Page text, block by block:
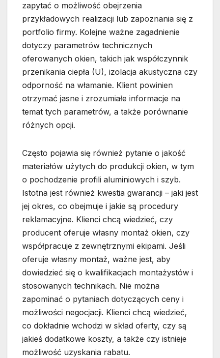
zapytać o możliwość obejrzenia
przykładowych realizacji lub zapoznania się z
portfolio firmy. Kolejne ważne zagadnienie
dotyczy parametrów technicznych
oferowanych okien, takich jak współczynnik
przenikania ciepła (U), izolacja akustyczna czy
odporność na włamanie. Klient powinien
otrzymać jasne i zrozumiałe informacje na
temat tych parametrów, a także porównanie
różnych opcji.
Często pojawia się również pytanie o jakość
materiałów użytych do produkcji okien, w tym
o pochodzenie profili aluminiowych i szyb.
Istotna jest również kwestia gwarancji – jaki jest
jej okres, co obejmuje i jakie są procedury
reklamacyjne. Klienci chcą wiedzieć, czy
producent oferuje własny montaż okien, czy
współpracuje z zewnętrznymi ekipami. Jeśli
oferuje własny montaż, ważne jest, aby
dowiedzieć się o kwalifikacjach montażystów i
stosowanych technikach. Nie można
zapominać o pytaniach dotyczących ceny i
możliwości negocjacji. Klienci chcą wiedzieć,
co dokładnie wchodzi w skład oferty, czy są
jakieś dodatkowe koszty, a także czy istnieje
możliwość uzyskania rabatu.